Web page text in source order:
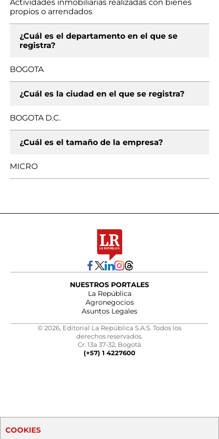
Actividades inmobiliarias realizadas con bienes
propios o arrendados
¿Cuál es el departamento en el que se
registra?
BOGOTA
¿Cuál es la ciudad en el que se registra?
BOGOTA D.C.
¿Cuál es el tamaño de la empresa?
MICRO
NUESTROS PORTALES
La República
Agronegocios
Asuntos Legales
© 2026, Editorial La República S.A.S. Todos los
derechos reservados.
Cr. 13a 37-32, Bogotá
(+57) 1 4227600
COOKIES